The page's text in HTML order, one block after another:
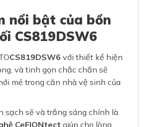
nổi bật của bồn
CS819DSW6
CS819DSW6 với thiết kế hiện
và tinh gọn chắc chắn sẽ
mẻ trong căn nhà vệ sinh của
sạch sẽ và trắng sáng chính là
CeFIONtect giúp cho lòng